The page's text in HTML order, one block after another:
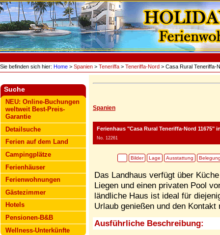
Sie befinden sich hier: Home > Spanien > Teneriffa > Teneriffa-Nord > Casa Rural Teneriffa-
Suche
NEU: Online-Buchungen
weltweit Best-Preis-
Garantie
Detailsuche
Ferien auf dem Land
Campingplätze
Ferienhäuser
Ferienwohnungen
Gästezimmer
Hotels
Pensionen-B&B
Wellness-Unterkünfte
Spanien
Ferienhaus "Casa Rural Teneriffa-Nord 11675"
No. 12261
Bilder Lage Ausstattung
Das Landhaus verfügt über
Liegen und einen privaten Pool
ländliche Haus ist ideal für
Urlaub genießen und den
Ausführliche Beschreibung: